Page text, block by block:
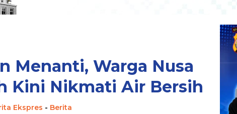
Menanti, Warga Nusa
Kini Nikmati Air Bersih
Ekspres - Berita